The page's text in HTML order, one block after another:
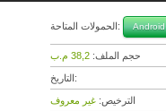
الحمولات المتاحة: Android
حجم الملف: 38,2 م.ب
التاريخ:
الترخيص: غير معروف